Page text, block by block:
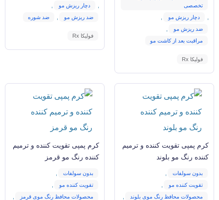
تخصصی
دچار ریزش مو
ضد ریزش مو
مراقبت بعد از کاشت مو
فولیکا Rx
دچار ریزش مو
ضد ریزش مو
ضد شوره
فولیکا Rx
کرم پمپی تقویت کننده و ترمیم
کننده رنگ مو بلوند
بدون سولفات
تقویت کننده مو
محصولات محافظ رنگ موی بلوند
کرم پمپی تقویت کننده و ترمیم
کننده رنگ مو قرمز
بدون سولفات
تقویت کننده مو
محصولات محافظ رنگ موی قرمز